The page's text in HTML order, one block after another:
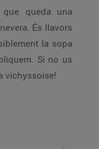
queda una
És llavors
la sopa
Si no us
vichyssoise!